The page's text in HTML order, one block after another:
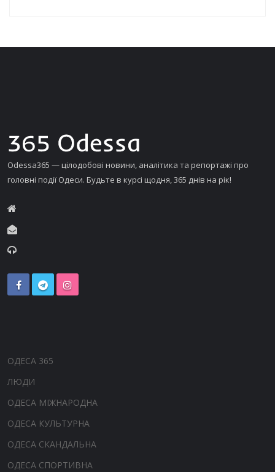
Odessa365 — цілодобові новини, аналітика та репортажі про
головні події Одеси. Будьте в курсі щодня, 365 днів на рік!
ОДЕСА 365
ЛЮДИ
ОДЕСА МІЖНАРОДНА
ОДЕСА КУЛЬТУРНА
ОДЕСА СКАНДАЛЬНА
ОДЕСА СПОРТИВНА